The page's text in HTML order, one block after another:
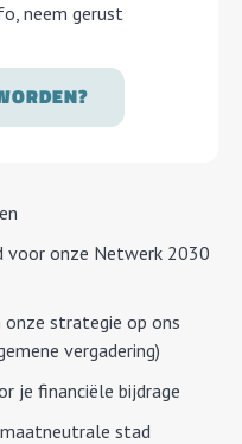
neem gerust
voor onze Netwerk 2030
onze strategie op ons
vergadering)
je financiële bijdrage
stad